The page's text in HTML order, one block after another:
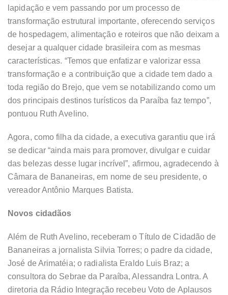
lapidação e vem passando por um processo de
transformação estrutural importante, oferecendo serviços
de hospedagem, alimentação e roteiros que não deixam a
desejar a qualquer cidade brasileira com as mesmas
características. “Temos que enfatizar e valorizar essa
transformação e a contribuição que a cidade tem dado a
toda região do Brejo, que vem se notabilizando como um
dos principais destinos turísticos da Paraíba faz tempo”,
pontuou Ruth Avelino.
Agora, como filha da cidade, a executiva garantiu que irá
se dedicar “ainda mais para promover, divulgar e cuidar
das belezas desse lugar incrível”, afirmou, agradecendo à
Câmara de Bananeiras, em nome de seu presidente, o
vereador Antônio Marques Batista.
Novos cidadãos
Além de Ruth Avelino, receberam o Título de Cidadão de
Bananeiras a jornalista Silvia Torres; o padre da cidade,
José de Arimatéia; o radialista Eraldo Luis Braz; a
consultora do Sebrae da Paraíba, Alessandra Lontra. A
diretoria da Rádio Integração recebeu Voto de Aplausos